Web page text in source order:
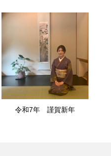
令和7年 謹賀新年